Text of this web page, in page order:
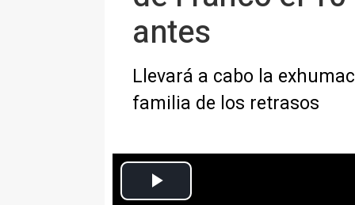
antes
Llevará a cabo la
familia de los retrasos
Europa Press Nacional
Actualizado: viernes, 15 marzo 2019 22:51